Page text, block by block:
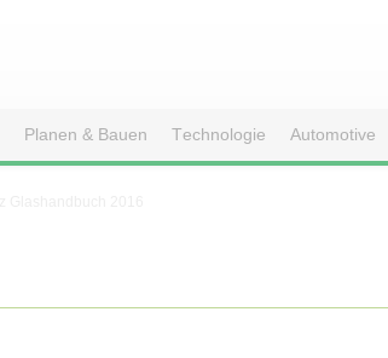
Planen & Bauen Technologie Automotive